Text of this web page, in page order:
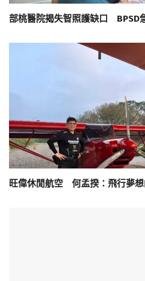
部桃醫院揭失智照護缺口 BPSD
旺偉休閒航空 何孟揆：飛行夢